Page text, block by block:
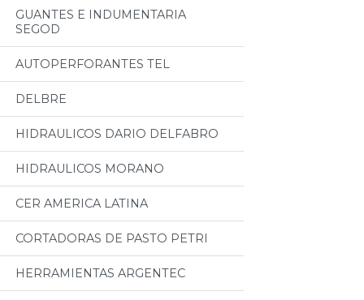
GUANTES E INDUMENTARIA
SEGOD
AUTOPERFORANTES TEL
DELBRE
HIDRAULICOS DARIO DELFABRO
HIDRAULICOS MORANO
CER AMERICA LATINA
CORTADORAS DE PASTO PETRI
HERRAMIENTAS ARGENTEC